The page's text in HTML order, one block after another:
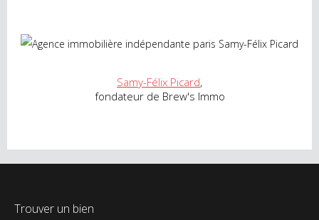
Samy-Félix Picard,
fondateur de Brew's Immo
Trouver un bien